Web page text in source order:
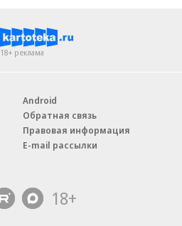
18+ реклама
Android
Обратная связь
Правовая информация
E-mail рассылки
18+